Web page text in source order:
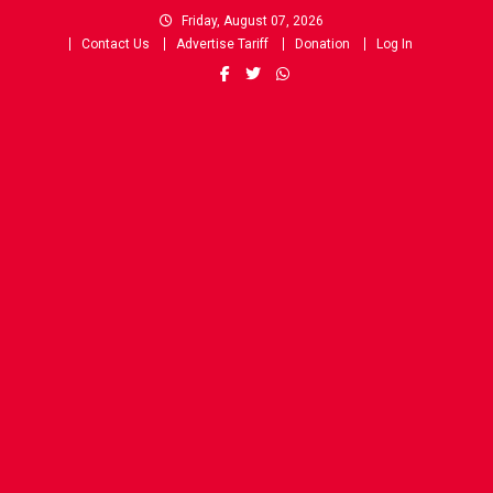
Friday, August 07, 2026
Contact Us
Advertise Tariff Donation Log In